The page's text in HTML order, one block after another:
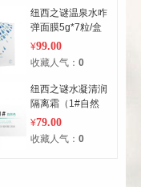
纽西之谜温泉水咋
弹面膜5g*7粒/盒
*3盒 3盒
¥99.00
收藏人气： 0
纽西之谜水凝清润
隔离霜（1#自然
色）50g 50g
¥79.00
收藏人气： 0